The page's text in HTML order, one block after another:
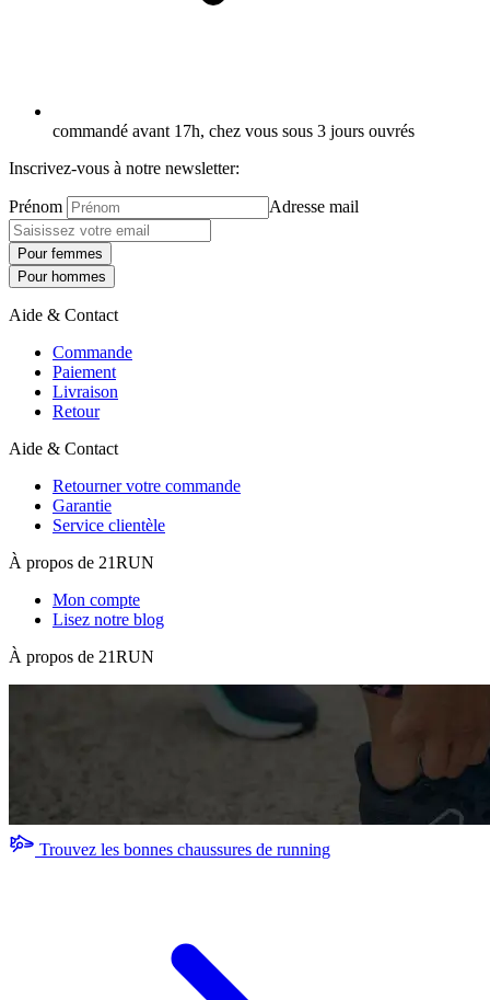
commandé avant 17h, chez vous sous 3 jours ouvrés
Inscrivez-vous à notre newsletter:
Prénom Adresse mail
Pour femmes
Pour hommes
Aide & Contact
Commande
Paiement
Livraison
Retour
Aide & Contact
Retourner votre commande
Garantie
Service clientèle
À propos de 21RUN
Mon compte
Lisez notre blog
À propos de 21RUN
Trouvez les bonnes chaussures de running